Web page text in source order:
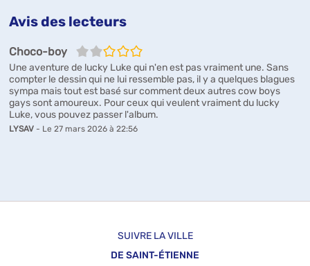
Avis des lecteurs
Choco-boy 2/5
Une aventure de lucky Luke qui n'en est pas vraiment une. Sans
compter le dessin qui ne lui ressemble pas, il y a quelques blagues
sympa mais tout est basé sur comment deux autres cow boys
gays sont amoureux. Pour ceux qui veulent vraiment du lucky
Luke, vous pouvez passer l'album.
LYSAV - Le 27 mars 2026 à 22:56
SUIVRE LA VILLE
DE SAINT-ÉTIENNE